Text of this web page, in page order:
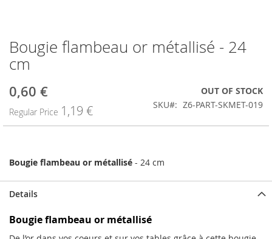
Skip
to
the
of
images
gallery
Bougie flambeau or métallisé - 24
cm
Special
0,60 €
Regular Price 1,19 €
OUT OF STOCK
SKU
Z6-PART-SKMET-019
Bougie flambeau or métallisé - 24 cm
Details
Bougie flambeau or métallisé